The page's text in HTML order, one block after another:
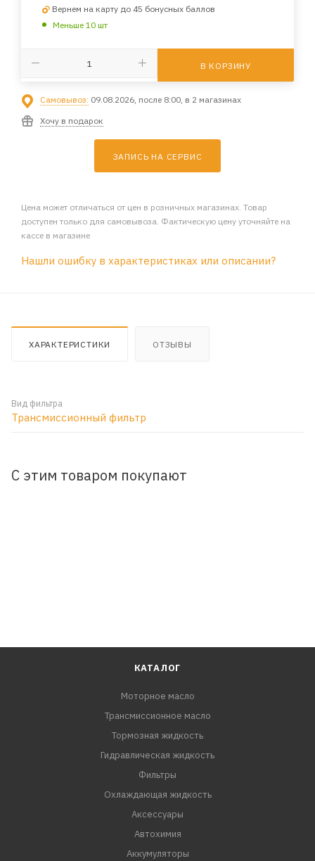
Вернем на карту до 45 бонусных баллов
Меньше 10 шт
В КОРЗИНУ
Самовывоз: 09.08.2026, после 8:00, в 2 магазинах
Хочу в подарок
ЗАПИСЬ НА СЕРВИС
Цена может отличаться от цен в розничных магазинах. Товар
доступен только для самовывоза. Фактическую цену уточняйте на
кассе в магазине
Нашли ошибку в характеристиках или описании?
ХАРАКТЕРИСТИКИ ОТЗЫВЫ
Вид фильтра
Трансмиссионный фильтр
С этим товаром покупают
КАТАЛОГ
Моторное масло
Трансмиссионное масло
Тормозная жидкость
Гидравлическая жидкость
Фильтры
Охлаждающая жидкость
Аксессуары
Автохимия
Аккумуляторы